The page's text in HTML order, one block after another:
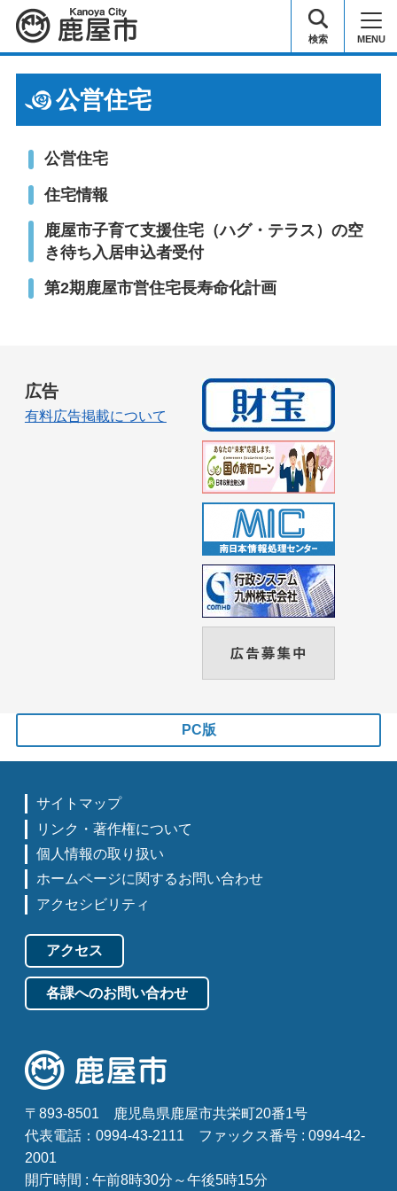
鹿屋市 検索 MENU
公営住宅
公営住宅
住宅情報
鹿屋市子育て支援住宅（ハグ・テラス）の空
き待ち入居申込者受付
第2期鹿屋市営住宅長寿命化計画
広告
有料広告掲載について
PC版
サイトマップ
リンク・著作権について
個人情報の取り扱い
ホームページに関するお問い合わせ
アクセシビリティ
アクセス
各課へのお問い合わせ
〒893-8501
鹿児島県鹿屋市共栄町20番1号
代表電話：0994-43-2111
ファックス番号 : 0994-42-
2001
開庁時間 : 午前8時30分～午後5時15分